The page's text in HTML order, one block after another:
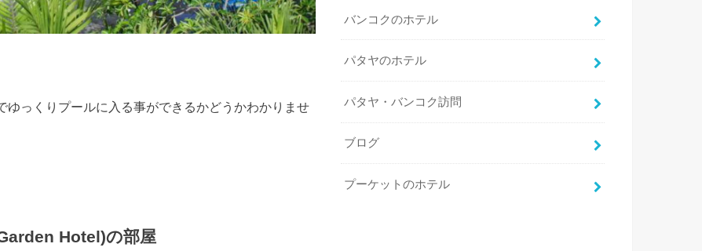
っくりプールに入る事ができるかどうかわかりませ
Hotel)の部屋
バンコクのホテル
パタヤのホテル
パタヤ・バンコク訪問
ブログ
プーケットのホテル